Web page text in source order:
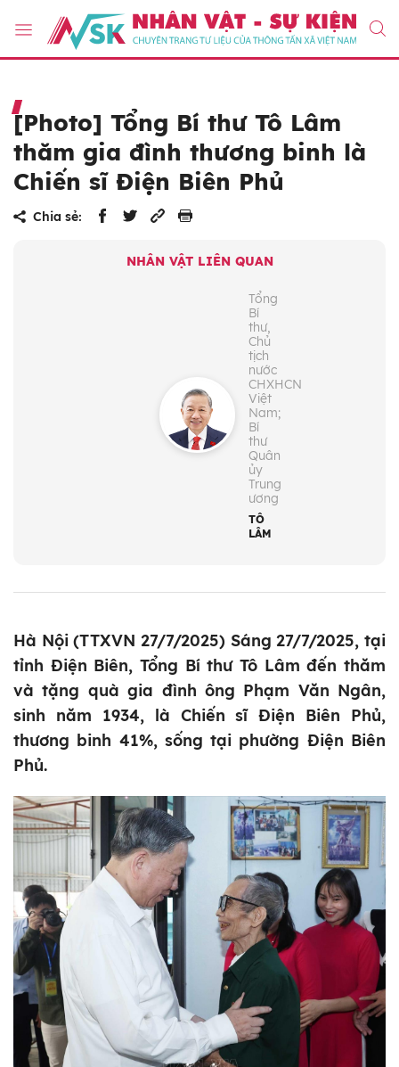
[Photo] Tổng Bí thư Tô Lâm
thăm gia đình thương binh là
Chiến sĩ Điện Biên Phủ
Chia sẻ:
NHÂN VẬT LIÊN QUAN
Tổng
Bí
thư,
Chủ
tịch
nước
CHXHCN
Việt
Nam;
Bí
thư
Quân
ủy
Trung
ương
TÔ
LÂM
Hà Nội (TTXVN 27/7/2025) Sáng 27/7/2025, tại
tỉnh Điện Biên, Tổng Bí thư Tô Lâm đến thăm
và tặng quà gia đình ông Phạm Văn Ngân,
sinh năm 1934, là Chiến sĩ Điện Biên Phủ,
thương binh 41%, sống tại phường Điện Biên
Phủ.